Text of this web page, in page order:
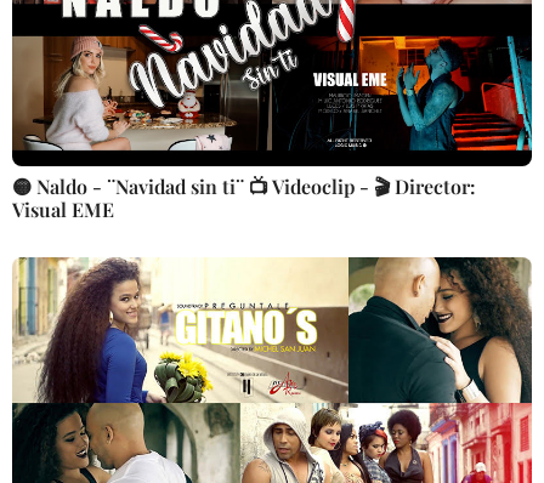
🟡 Naldo - ¨Navidad sin ti¨ 📺 Videoclip - 🎬 Director:
Visual EME